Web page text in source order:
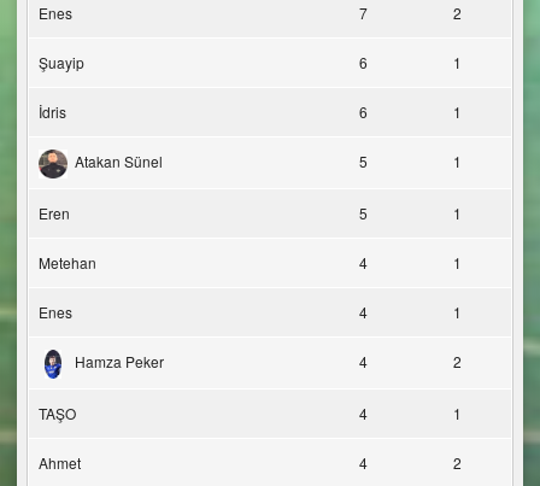
Enes 7 2
Şuayip 6 1
İdris 6 1
Atakan Sünel 5 1
Eren 5 1
Metehan 4 1
Enes 4 1
Hamza Peker 4 2
TAŞO 4 1
Ahmet 4 2